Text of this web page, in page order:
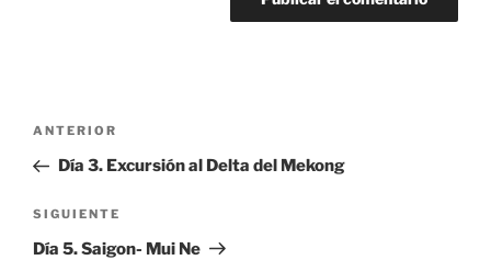
Navegación
entradas
Entrada
anterior:
ANTERIOR
Día 3. Excursión al Delta del Mekong
Siguiente
entrada
SIGUIENTE
Día 5. Saigon- Mui Ne